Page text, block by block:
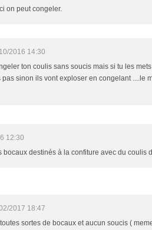
on peut congeler.
2016 14:30
ton coulis sans soucis mais si tu les
pas sinon ils vont exploser en congelant ....le
12:30
bocaux destinés à la confiture avec du coulis
2017 18:47
sortes de bocaux et aucun soucis (